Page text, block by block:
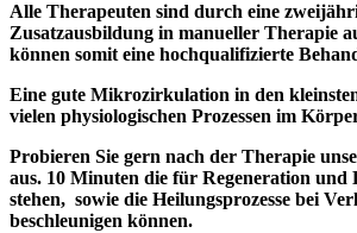
Alle Therapeuten sind durch eine
Zusatzausbildung in manueller Therapie
können somit eine hochqualifizierte
Eine gute Mikrozirkulation in den
vielen physiologischen Prozessen im
Probieren Sie gern nach der Therapie
aus. 10 Minuten die für Regeneration und
stehen, sowie die Heilungsprozesse bei
beschleunigen können.